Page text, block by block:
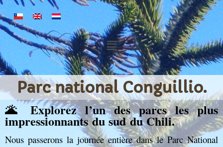
Parc national Conguillio.
🌋 Explorez l’un des parcs les plus
impressionnants du sud du Chili.
Nous passerons la journée entière dans le Parc National